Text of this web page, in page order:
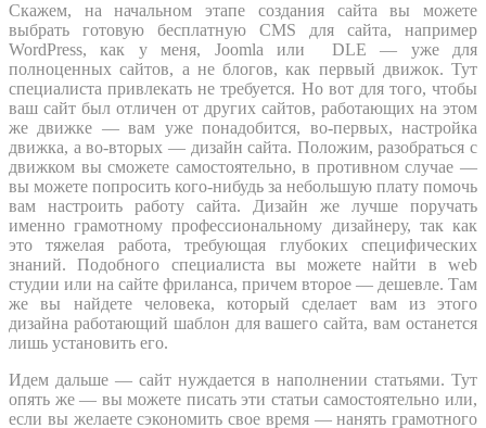
Скажем, на начальном этапе создания сайта вы можете
выбрать готовую бесплатную CMS для сайта, например
WordPress, как у меня, Joomla или DLE — уже для
полноценных сайтов, а не блогов, как первый движок. Тут
специалиста привлекать не требуется. Но вот для того, чтобы
ваш сайт был отличен от других сайтов, работающих на этом
же движке — вам уже понадобится, во-первых, настройка
движка, а во-вторых — дизайн сайта. Положим, разобраться с
движком вы сможете самостоятельно, в противном случае —
вы можете попросить кого-нибудь за небольшую плату помочь
вам настроить работу сайта. Дизайн же лучше поручать
именно грамотному профессиональному дизайнеру, так как
это тяжелая работа, требующая глубоких специфических
знаний. Подобного специалиста вы можете найти в web
студии или на сайте фриланса, причем второе — дешевле. Там
же вы найдете человека, который сделает вам из этого
дизайна работающий шаблон для вашего сайта, вам останется
лишь установить его.
Идем дальше — сайт нуждается в наполнении статьями. Тут
опять же — вы можете писать эти статьи самостоятельно или,
если вы желаете сэкономить свое время — нанять грамотного